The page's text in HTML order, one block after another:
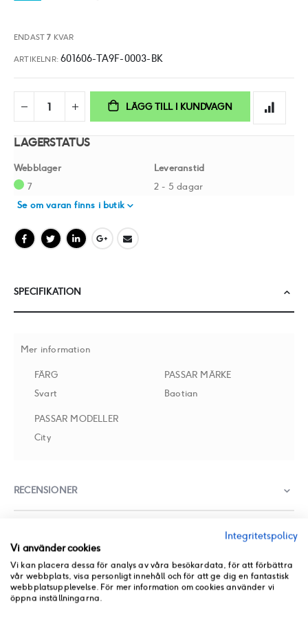
ENDAST7 KVAR
ARTIKELNR 601606-TA9F-0003-BK
LÄGG TILL I KUNDVAGN
LAGERSTATUS
Webblager
Leveranstid
7
2 - 5 dagar
Se om varan finns i butik
SPECIFIKATION
Mer information
FÄRG
Svart
PASSAR MÄRKE
Baotian
PASSAR MODELLER
City
RECENSIONER
PRODUKT PDF
ANDRA PRODUKTER FRÅN SAMMA KATEGORI
Integritetspolicy
Vi använder cookies
Vi kan placera dessa för analys av våra besökardata, för att förbättra
vår webbplats, visa personligt innehåll och för att ge dig en fantastisk
webbplatsupplevelse. För mer information om cookies använder vi
öppna inställningarna.